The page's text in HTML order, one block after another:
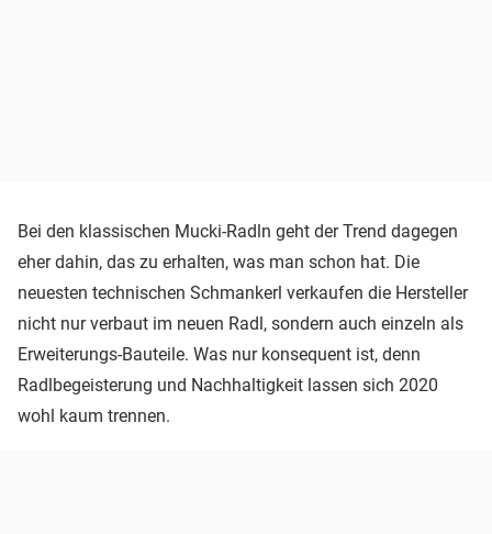
Bei den klassischen Mucki-Radln geht der Trend dagegen
eher dahin, das zu erhalten, was man schon hat. Die
neuesten technischen Schmankerl verkaufen die Hersteller
nicht nur verbaut im neuen Radl, sondern auch einzeln als
Erweiterungs-Bauteile. Was nur konsequent ist, denn
Radlbegeisterung und Nachhaltigkeit lassen sich 2020
wohl kaum trennen.